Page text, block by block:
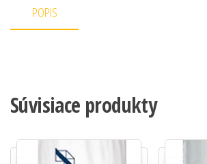
POPIS
Súvisiace produkty